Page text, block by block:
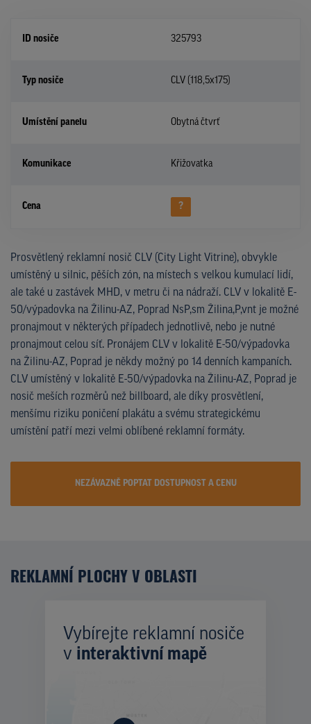
ID nosiče 325793
Typ nosiče CLV (118,5x175)
Umístění panelu Obytná čtvrť
Komunikace Křižovatka
Cena ?
Prosvětlený reklamní nosič CLV (City Light Vitrine), obvykle
umístěný u silnic, pěších zón, na místech s velkou kumulací lidí,
ale také u zastávek MHD, v metru či na nádraží. CLV v lokalitě E-
50/výpadovka na Žilinu-AZ, Poprad NsP,sm Žilina,P,vnt je možné
pronajmout v některých případech jednotlivě, nebo je nutné
pronajmout celou síť. Pronájem CLV v lokalitě E-50/výpadovka
na Žilinu-AZ, Poprad je někdy možný po 14 denních kampaních.
CLV umístěný v lokalitě E-50/výpadovka na Žilinu-AZ, Poprad je
nosič meších rozměrů než billboard, ale díky prosvětlení,
menšímu riziku poničení plakátu a svému strategickému
umístění patří mezi velmi oblíbené reklamní formáty.
NEZÁVAZNĚ POPTAT DOSTUPNOST A CENU
REKLAMNÍ PLOCHY V OBLASTI
Vybírejte reklamní nosiče
v interaktivní mapě